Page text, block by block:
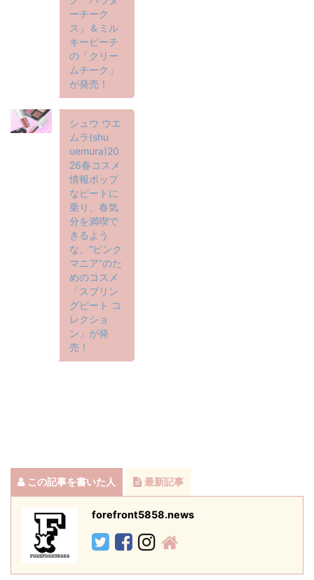
ーチーク
ス」＆ミル
キーピーチ
の「クリー
ムチーク」
が発売！
シュウ ウエ
ムラ(shu
uemura)20
26春コスメ
情報ポップ
なビートに
乗り、春気
分を満喫で
きるよう
な、“ピンク
マニア”のた
めのコスメ
「スプリン
グビート コ
レクショ
ン」が発
売！
この記事を書いた人 最新記事
forefront5858.news